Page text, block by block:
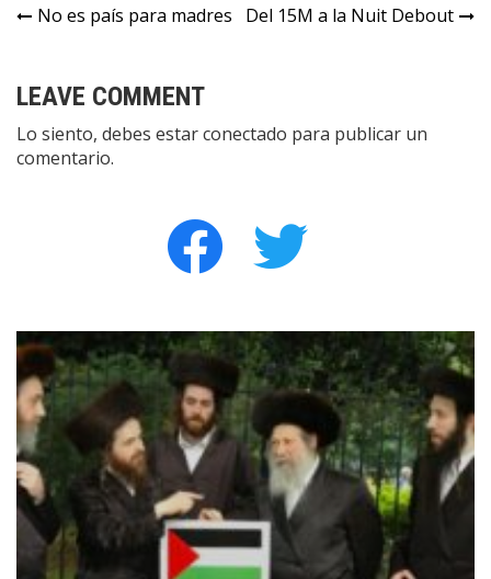
Navegación
entradas
No es país para madres Del 15M a la Nuit Debout
LEAVE COMMENT
Lo siento, debes estarconectado para publicar un
comentario.
facebook twitter